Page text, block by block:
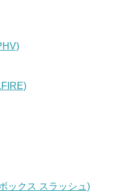
ックス スラッシュ)